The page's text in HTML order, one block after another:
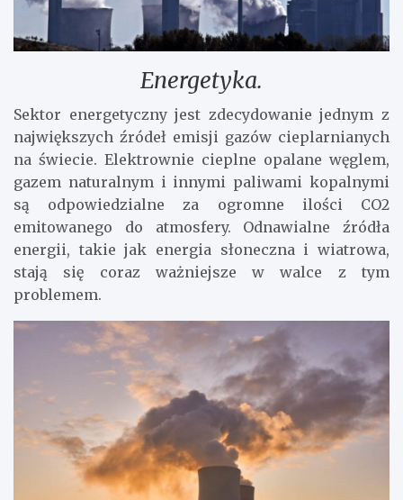
Energetyka.
Sektor energetyczny jest zdecydowanie jednym z
największych źródeł emisji gazów cieplarnianych
na świecie. Elektrownie cieplne opalane węglem,
gazem naturalnym i innymi paliwami kopalnymi
są odpowiedzialne za ogromne ilości CO2
emitowanego do atmosfery. Odnawialne źródła
energii, takie jak energia słoneczna i wiatrowa,
stają się coraz ważniejsze w walce z tym
problemem.